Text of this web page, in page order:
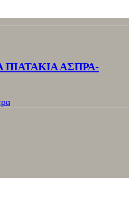
ΠΙΑΤΑΚΙΑ ΑΣΠΡΑ-